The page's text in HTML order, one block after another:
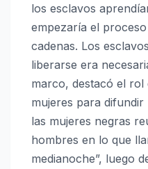
los esclavos
empezaría el
cadenas. Los
liberarse era
marco, destacó el
mujeres para difundir
las mujeres negras
hombres en lo que
medianoche”, luego